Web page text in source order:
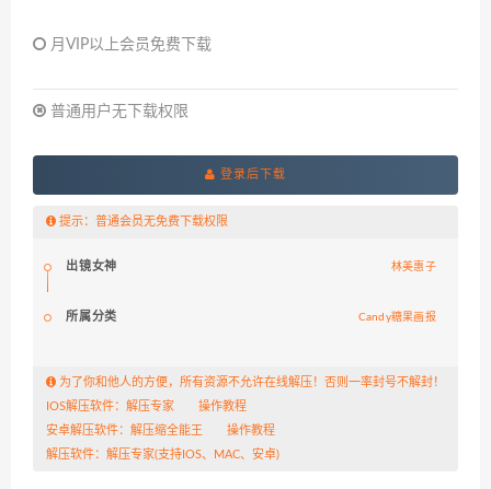
月VIP以上会员免费下载
普通用户无下载权限
登录后下载
提示：普通会员无免费下载权限
出镜女神 林美惠子
所属分类 Candy糖果画报
为了你和他人的方便，所有资源不允许在线解压！否则一率封号不解封！
IOS解压软件： 解压专家
操作教程
安卓解压软件： 解压缩全能王
操作教程
解压软件： 解压专家(支持IOS、MAC、安卓)